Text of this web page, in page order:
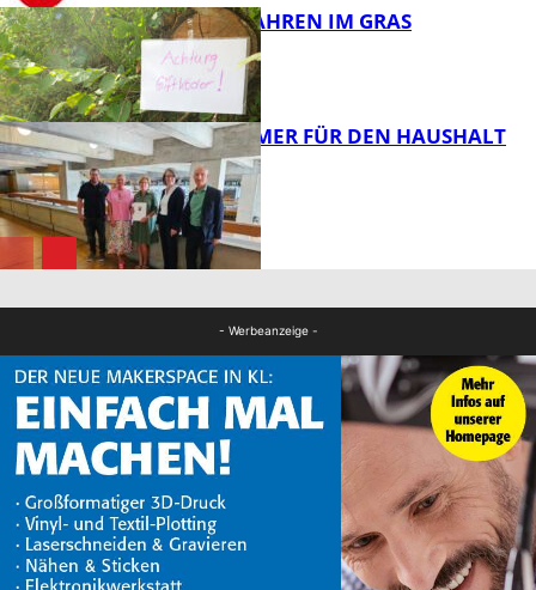
FB News
Panorama
GIFTIGE GEFAHREN IM GRAS
40 JAHRE IMMER FÜR DEN HAUSHALT
DA
- Werbeanzeige -